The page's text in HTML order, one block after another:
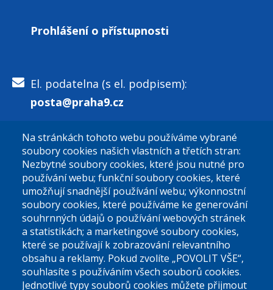
Prohlášení o přístupnosti
El. podatelna (s el. podpisem):
posta@praha9.cz
El. podatelna (bez el. podpisu):
podatelna@praha9.cz
Úřední dny:
Na stránkách tohoto webu používáme vybrané
soubory cookies našich vlastních a třetích stran:
Nezbytné soubory cookies, které jsou nutné pro
používání webu; funkční soubory cookies, které
umožňují snadnější používání webu; výkonnostní
soubory cookies, které používáme ke generování
souhrnných údajů o používání webových stránek
a statistikách; a marketingové soubory cookies,
které se používají k zobrazování relevantního
obsahu a reklamy. Pokud zvolíte „POVOLIT VŠE“,
souhlasíte s používáním všech souborů cookies.
Jednotlivé typy souborů cookies můžete přijmout